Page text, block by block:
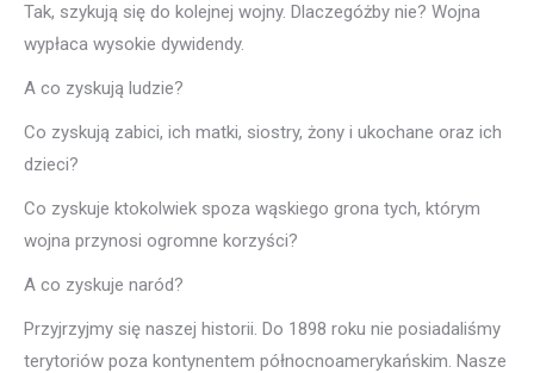
Tak, szykują się do kolejnej wojny. Dlaczegóżby nie? Wojna
wypłaca wysokie dywidendy.
A co zyskują ludzie?
Co zyskują zabici, ich matki, siostry, żony i ukochane oraz ich
dzieci?
Co zyskuje ktokolwiek spoza wąskiego grona tych, którym
wojna przynosi ogromne korzyści?
A co zyskuje naród?
Przyjrzyjmy się naszej historii. Do 1898 roku nie posiadaliśmy
terytoriów poza kontynentem północnoamerykańskim. Nasze